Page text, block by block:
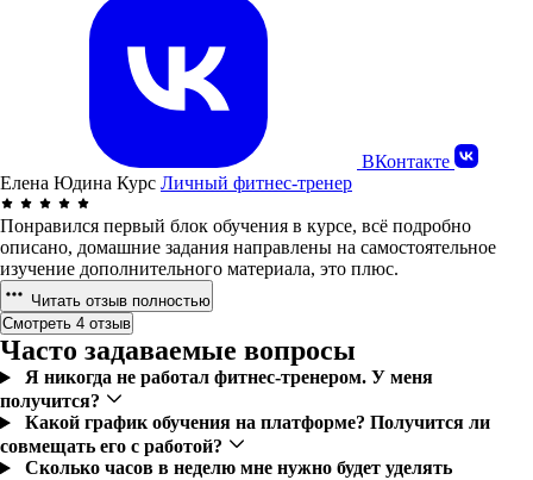
ВКонтакте
Елена Юдина Курс Личный фитнес-тренер
Понравился первый блок обучения в курсе, всё подробно
описано, домашние задания направлены на самостоятельное
изучение дополнительного материала, это плюс.
Читать отзыв полностью
Смотреть 4 отзыв
Часто задаваемые вопросы
Я никогда не работал фитнес-тренером. У меня
получится?
Какой график обучения на платформе? Получится ли
совмещать его с работой?
Сколько часов в неделю мне нужно будет уделять